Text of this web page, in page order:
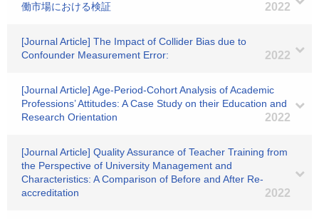
働市場における検証
2022
[Journal Article] The Impact of Collider Bias due to
Confounder Measurement Error:
2022
[Journal Article] Age-Period-Cohort Analysis of Academic
Professions’ Attitudes: A Case Study on their Education and
Research Orientation
2022
[Journal Article] Quality Assurance of Teacher Training from
the Perspective of University Management and
Characteristics: A Comparison of Before and After Re-
accreditation
2022